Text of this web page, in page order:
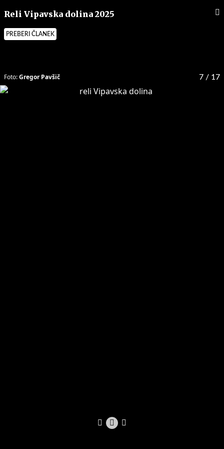
Reli Vipavska dolina 2025
PREBERI ČLANEK
7 / 17
Foto:Gregor Pavšič